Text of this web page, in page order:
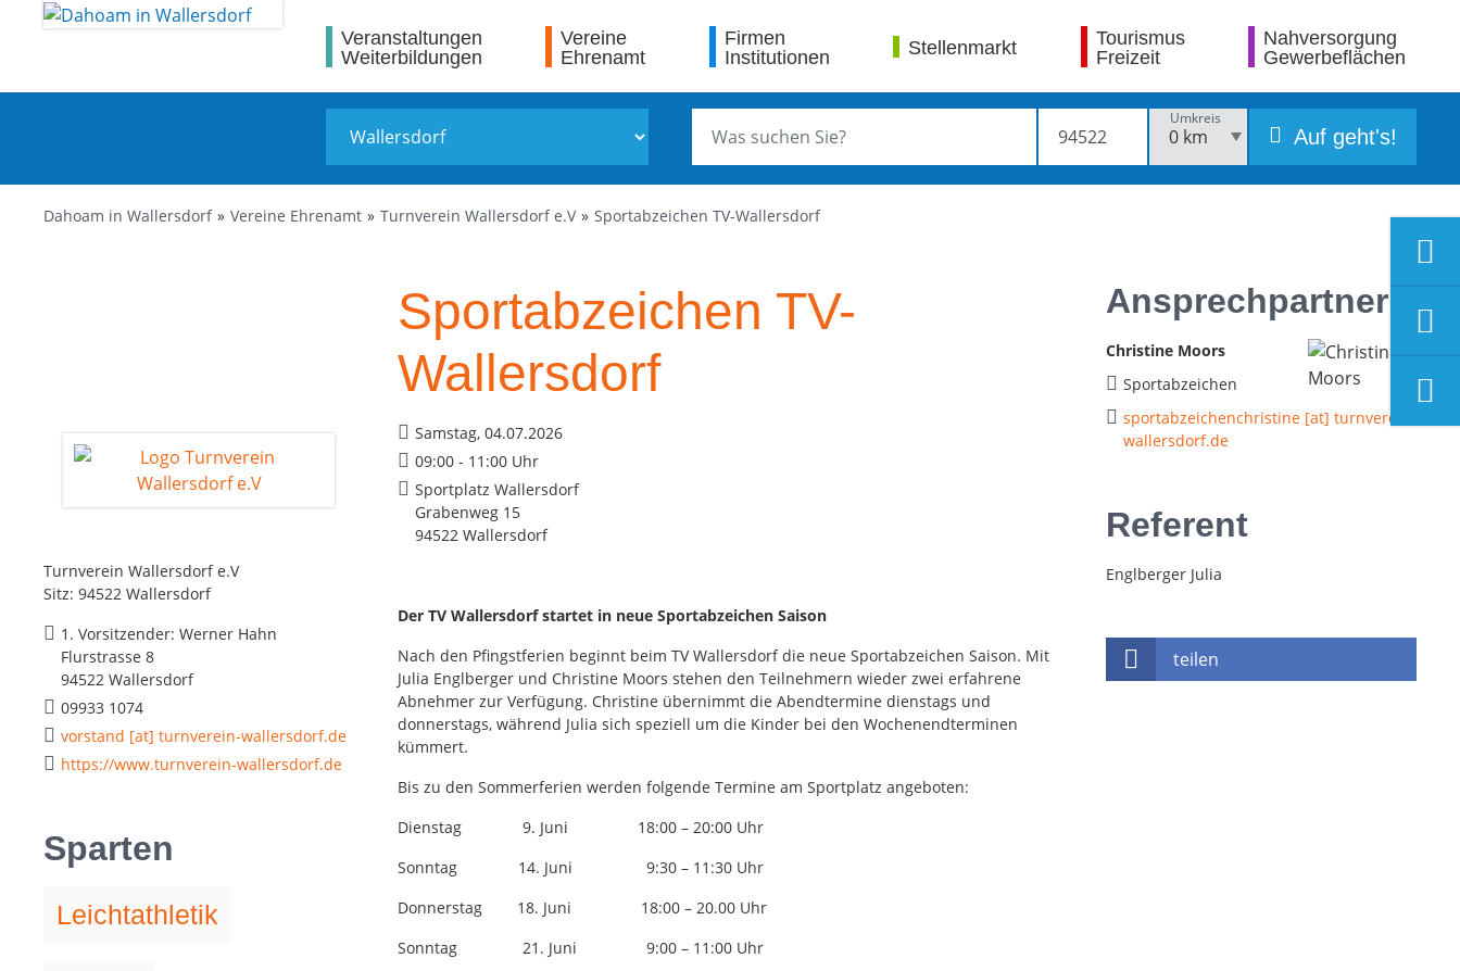
Veranstaltungen
Weiterbildungen
Vereine
Ehrenamt
Firmen
Institutionen
Stellenmarkt
Tourismus
Freizeit
Nahversorgung
Gewerbeflächen
Umkreis
Auf geht's!
Dahoam in Wallersdorf Vereine Ehrenamt Turnverein Wallersdorf e.V Sportabzeichen TV-Wallersdorf
Turnverein Wallersdorf e.V
Sitz: 94522 Wallersdorf
1. Vorsitzender: Werner Hahn
Flurstrasse 8
94522 Wallersdorf
09933 1074
vorstand [at] turnverein-wallersdorf.de
https://www.turnverein-wallersdorf.de
Sparten
Leichtathletik
Sportabzeichen TV-
Wallersdorf
Samstag, 04.07.2026
09:00 - 11:00 Uhr
Sportplatz Wallersdorf
Grabenweg 15
94522 Wallersdorf
Der TV Wallersdorf startet in neue Sportabzeichen Saison
Nach den Pfingstferien beginnt beim TV Wallersdorf die neue Sportabzeichen Saison. Mit
Julia Englberger und Christine Moors stehen den Teilnehmern wieder zwei erfahrene
Abnehmer zur Verfügung. Christine übernimmt die Abendtermine dienstags und
donnerstags, während Julia sich speziell um die Kinder bei den Wochenendterminen
kümmert.
Bis zu den Sommerferien werden folgende Termine am Sportplatz angeboten:
Dienstag 9. Juni 18:00 – 20:00 Uhr
Sonntag 14. Juni 9:30 – 11:30 Uhr
Donnerstag 18. Juni 18:00 – 20.00 Uhr
Sonntag 21. Juni 9:00 – 11:00 Uhr
Ansprechpartner
Christine Moors
Sportabzeichen
sportabzeichenchristine [at] turnverein-
wallersdorf.de
Referent
Englberger Julia
teilen